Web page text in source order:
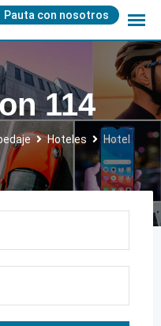
Pauta con nosotros
114
Hoteles
Hotel